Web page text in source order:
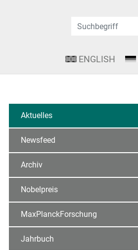
ENGLISH
Aktuelles
Newsfeed
Archiv
Nobelpreis
MaxPlanckForschung
Jahrbuch